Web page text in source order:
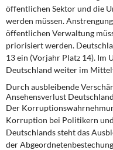
öffentlichen Sektor und die
werden müssen.
öffentlichen Verwaltung
priorisiert werden.
13 ein (Vorjahr Platz 14). Im
Deutschland weiter im
Durch ausbleibende
Ansehensverlust
Der
Korruption bei Politikern
Deutschlands steht das
der